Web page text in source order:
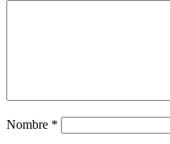
Nombre *